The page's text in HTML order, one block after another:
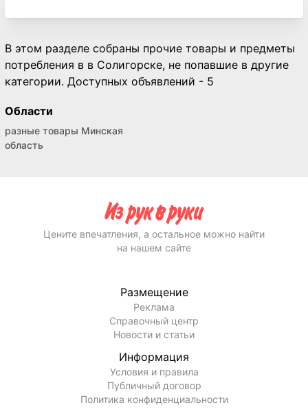
В этом разделе собраны прочие товары и предметы
потребления в в Солигорске, не попавшие в другие
категории. Доступных объявлений - 5
Области
разные товары Минская
область
Цените впечатления, а остальное можно найти
на нашем сайте
Размещение
Реклама
Справочный центр
Новости и статьи
Информация
Условия и правила
Публичный договор
Политика конфиденциальности